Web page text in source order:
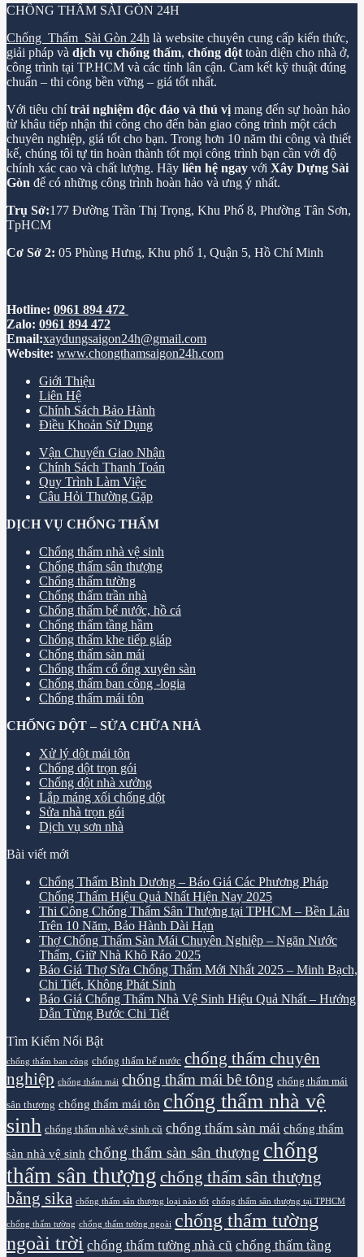
CHỐNG THẤM SÀI GÒN 24H
Chống Thấm Sài Gòn 24h là website chuyên cung cấp kiến thức,
giải pháp và dịch vụ chống thấm, chống dột toàn diện cho nhà ở,
công trình tại TP.HCM và các tỉnh lân cận. Cam kết kỹ thuật đúng
chuẩn – thi công bền vững – giá tốt nhất.
Với tiêu chítrải nghiệm độc đáo và thú vị mang đến sự hoàn hảo
từ khâu tiếp nhận thi công cho đến bàn giao công trình một cách
chuyên nghiệp, giá tốt cho bạn. Trong hơn 10 năm thi công và thiết
kế, chúng tôi tự tin hoàn thành tốt mọi công trình bạn cần với độ
chính xác cao và chất lượng. Hãy liên hệ ngay với Xây Dựng Sài
Gòn để có những công trình hoàn hảo và ưng ý nhất.
Trụ Sở:177 Đường Trần Thị Trọng, Khu Phố 8, Phường Tân Sơn,
TpHCM
Cơ Sở 2: 05 Phùng Hưng, Khu phố 1, Quận 5, Hồ Chí Minh
Hotline: 0961 894 472
Zalo: 0961 894 472
Email:xaydungsaigon24h@gmail.com
Website: www.chongthamsaigon24h.com
Giới Thiệu
Liên Hệ
Chính Sách Bảo Hành
Điều Khoản Sử Dụng
Vận Chuyển Giao Nhận
Chính Sách Thanh Toán
Quy Trình Làm Việc
Câu Hỏi Thường Gặp
DỊCH VỤ CHỐNG THẤM
Chống thấm nhà vệ sinh
Chống thấm sân thượng
Chống thấm tường
Chống thấm trần nhà
Chống thấm bể nước, hồ cá
Chống thấm tầng hầm
Chống thấm khe tiếp giáp
Chống thấm sàn mái
Chống thấm cổ ống xuyên sàn
Chống thấm ban công -logia
Chống thấm mái tôn
CHỐNG DỘT – SỬA CHỮA NHÀ
Xử lý dột mái tôn
Chống dột trọn gói
Chống dột nhà xưởng
Lắp máng xối chống dột
Sửa nhà trọn gói
Dịch vụ sơn nhà
Bài viết mới
Chống Thấm Bình Dương – Báo Giá Các Phương Pháp
Chống Thấm Hiệu Quả Nhất Hiện Nay 2025
Thi Công Chống Thấm Sân Thượng tại TPHCM – Bền Lâu
Trên 10 Năm, Bảo Hành Dài Hạn
Thợ Chống Thấm Sàn Mái Chuyên Nghiệp – Ngăn Nước
Thấm, Giữ Nhà Khô Ráo 2025
Báo Giá Thợ Sửa Chống Thấm Mới Nhất 2025 – Minh Bạch,
Chi Tiết, Không Phát Sinh
Báo Giá Chống Thấm Nhà Vệ Sinh Hiệu Quả Nhất – Hướng
Dẫn Từng Bước Chi Tiết
Tìm Kiếm Nổi Bật
chống thấm ban công chống thấm bể nước chống thấm chuyên
nghiệp chống thấm mái chống thấm mái bê tông chống thấm mái
sân thượng chống thấm mái tôn chống thấm nhà vệ
sinh chống thấm nhà vệ sinh cũ chống thấm sàn mái chống thấm
sàn nhà vệ sinh chống thấm sàn sân thượng chống
thấm sân thượng chống thấm sân thượng
bằng sika chống thấm sân thượng loại nào tốt chống thấm sân thượng tại TPHCM
chống thấm tường chống thấm tường ngoài chống thấm tường
ngoài trời chống thấm tường nhà cũ chống thấm tầng